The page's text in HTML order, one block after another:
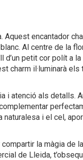
encantador
Al centre de la
petit cor polít a
charm il·luminarà
atenció als detalls.
i el cel,
la màgia de
de Lleida,